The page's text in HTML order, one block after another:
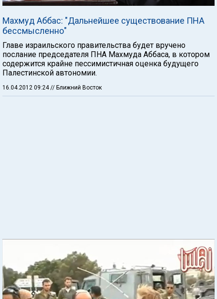
Махмуд Аббас: "Дальнейшее существование ПНА
бессмысленно"
Главе израильского правительства будет вручено
послание председателя ПНА Махмуда Аббаса, в котором
содержится крайне пессимистичная оценка будущего
Палестинской автономии.
16.04.2012 09:24// Ближний Восток